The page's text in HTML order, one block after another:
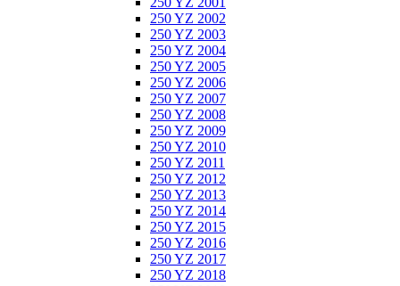
250 YZ 2002
250 YZ 2003
250 YZ 2004
250 YZ 2005
250 YZ 2006
250 YZ 2007
250 YZ 2008
250 YZ 2009
250 YZ 2010
250 YZ 2011
250 YZ 2012
250 YZ 2013
250 YZ 2014
250 YZ 2015
250 YZ 2016
250 YZ 2017
250 YZ 2018